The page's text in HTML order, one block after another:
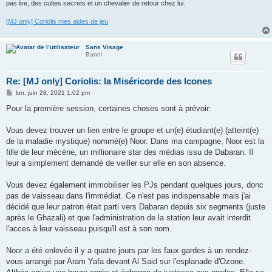
pas lire, des cultes secrets et un chevalier de retour chez lui.
[MJ only] Coriolis mes aides de jeu
Sans Visage
Banni
Re: [MJ only] Coriolis: la Miséricorde des Icones
M
s
g
lun. juin 28, 2021 1:02 pm
Pour la première session, certaines choses sont à prévoir:
Vous devez trouver un lien entre le groupe et un(e) étudiant(e) (atteint(e)
de la maladie mystique) nommé(e) Noor. Dans ma campagne, Noor est la
fille de leur mécène, un millionaire star des médias issu de Dabaran. Il
leur a simplement demandé de veiller sur elle en son absence.
Vous devez également immobiliser les PJs pendant quelques jours, donc
pas de vaisseau dans l'immédiat. Ce n'est pas indispensable mais j'ai
décidé que leur patron était parti vers Dabaran depuis six segments (juste
après le Ghazali) et que l'administration de la station leur avait interdit
l'acces à leur vaisseau puisqu'il est à son nom.
Noor a été enlevée il y a quatre jours par les faux gardes à un rendez-
vous arrangé par Aram Yafa devant Al Said sur l'esplanade d'Ozone.